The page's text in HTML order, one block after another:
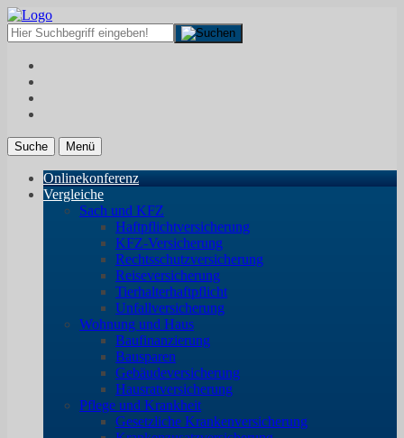
Suche Menü
Onlinekonferenz
Vergleiche
Sach und KFZ
Haftpflichtversicherung
KFZ-Versicherung
Rechtsschutzversicherung
Reiseversicherung
Tierhalterhaftpflicht
Unfallversicherung
Wohnung und Haus
Baufinanzierung
Bausparen
Gebäudeversicherung
Hausratversicherung
Pflege und Krankheit
Gesetzliche Krankenversicherung